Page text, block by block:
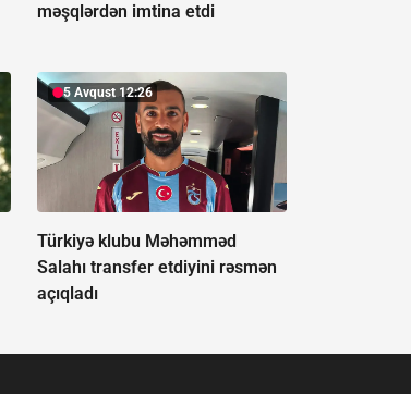
məşqlərdən imtina etdi
5 Avqust 12:26
Türkiyə klubu Məhəmməd
Salahı transfer etdiyini rəsmən
açıqladı